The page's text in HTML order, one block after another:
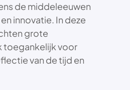
de middeleeuwen
innovatie. In deze
grote
toegankelijk voor
van de tijd en